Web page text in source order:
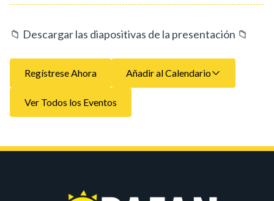
📁 Descargar las diapositivas de la presentación 📁
Regístrese Ahora Añadir al Calendario
Ver Todos los Eventos